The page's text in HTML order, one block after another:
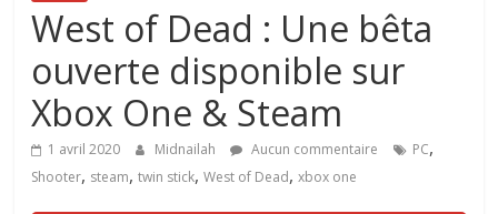
West of Dead : Une bêta
ouverte disponible sur
Xbox One & Steam
1 avril 2020 Midnailah Aucun commentaire PC,
Shooter, steam,twin stick,West of Dead,xbox one